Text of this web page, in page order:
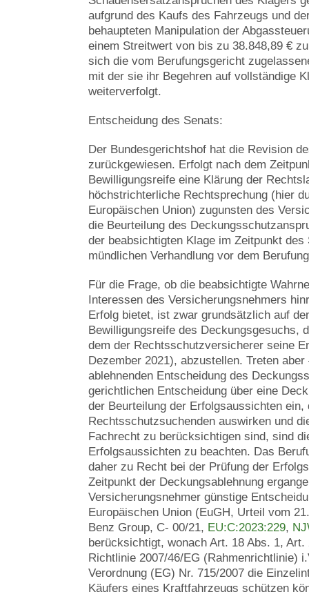
aufgrund des Kaufs des Fahrzeugs und
behaupteten Manipulation der
einem Streitwert von bis zu 38.848,89 €
sich die vom Berufungsgericht
mit der sie ihr Begehren auf vollständige
weiterverfolgt.
Entscheidung des Senats:
Der Bundesgerichtshof hat die Revision
zurückgewiesen. Erfolgt nach dem
Bewilligungsreife eine Klärung der
höchstrichterliche Rechtsprechung (hier
Europäischen Union) zugunsten des
die Beurteilung des
der beabsichtigten Klage im Zeitpunkt
mündlichen Verhandlung vor dem
Für die Frage, ob die beabsichtigte
Interessen des Versicherungsnehmers
Erfolg bietet, ist zwar grundsätzlich auf
Bewilligungsreife des Deckungsgesuchs,
dem der Rechtsschutzversicherer seine
Dezember 2021), abzustellen. Treten
ablehnenden Entscheidung des
gerichtlichen Entscheidung über eine
der Beurteilung der Erfolgsaussichten
Rechtsschutzsuchenden auswirken und
Fachrecht zu berücksichtigen sind, sind
Erfolgsaussichten zu beachten. Das
daher zu Recht bei der Prüfung der
Zeitpunkt der Deckungsablehnung
Versicherungsnehmer günstige
Europäischen Union (EuGH, Urteil vom
Benz Group, C- 00/21, EU:C:2023:229,
berücksichtigt, wonach Art. 18 Abs. 1,
Richtlinie 2007/46/EG (Rahmenrichtlinie)
Verordnung (EG) Nr. 715/2007 die
Käufers eines Kraftfahrzeugs schützen